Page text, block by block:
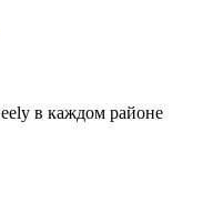
в каждом районе